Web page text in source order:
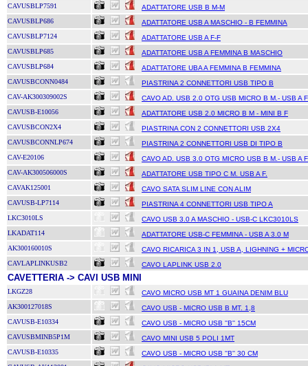
CAVUSBLP7591
ADATTATORE USB B M-M
CAVUSBLP686
ADATTATORE USB A MASCHIO - B FEMMINA
CAVUSBLP7124
ADATTATORE USB A F-F
CAVUSBLP685
ADATTATORE USB A FEMMINA B MASCHIO
CAVUSBLP684
ADATTATORE UBA A FEMMINA B FEMMINA
CAVUSBCONN0484
PIASTRINA 2 CONNETTORI USB TIPO B
CAV-AK300309002S
CAVO AD. USB 2.0 OTG USB MICRO B M.- USB A
CAVUSB-E10056
ADATTATORE USB 2.0 MICRO B M - MINI B F
CAVUSBCON2X4
PIASTRINA CON 2 CONNETTORI USB 2X4
CAVUSBCONNLP674
PIASTRINA 2 CONNETTORI USB DI TIPO B
CAV-E20106
CAVO AD. USB 3.0 OTG MICRO USB B M.- USB A
CAV-AK300506000S
ADATTATORE USB TIPO C M. USB A F.
CAVAK125001
CAVO SATA SLIM LINE CON ALIM
CAVUSB-LP7114
PIASTRINA 4 CONNETTORI USB TIPO A
LKC3010LS
CAVO USB 3.0 A MASCHIO - USB-C LKC3010LS
LKADAT114
ADATTATORE USB-C FEMMINA - USB A 3.0 M
AK300160010S
CAVO RICARICA 3 IN 1, USB A, LIGHNING +
CAVLAPLINKUSB2
CAVO LAPLINK USB 2.0
CAVETTERIA -> CAVI USB MINI
LKGZ28
CAVO MICRO USB MT 1 GUAINA DENIM BLU
AK300127018S
CAVO USB - MICRO USB B MT. 1,8
CAVUSB-E10334
CAVO USB - MICRO USB ''B'' 15CM
CAVUSBMINB5P1M
CAVO MINI USB 5 POLI 1MT
CAVUSB-E10335
CAVO USB - MICRO USB ''B'' 30 CM